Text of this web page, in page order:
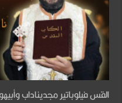
العقاب
الإلهى-
دفاعي
مغلقة
القس فيلوباتير مجديناداب